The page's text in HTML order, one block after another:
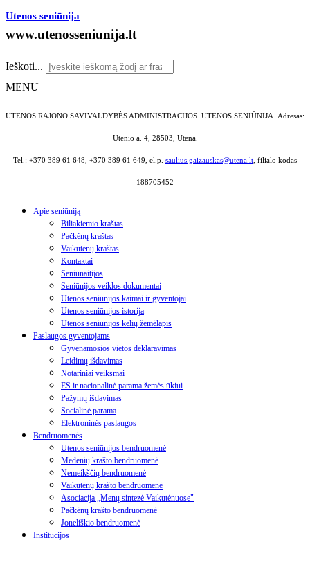
Utenos seniūnija
www.utenosseniunija.lt
Ieškoti...
MENU
UTENOS RAJONO SAVIVALDYBĖS ADMINISTRACIJOS UTENOS SENIŪNIJA. Adresas:
Utenio a. 4, 28503, Utena.
Tel.: +370 389 61 648, +370 389 61 649, el.p. saulius.gaizauskas@utena.lt, filialo kodas
188705452
Apie seniūniją
Biliakiemio kraštas
Pačkėnų kraštas
Vaikutėnų kraštas
Kontaktai
Seniūnaitijos
Seniūnijos veiklos dokumentai
Utenos seniūnijos kaimai ir gyventojai
Utenos seniūnijos istorija
Utenos seniūnijos kelių žemėlapis
Paslaugos gyventojams
Gyvenamosios vietos deklaravimas
Leidimų išdavimas
Notariniai veiksmai
ES ir nacionalinė parama žemės ūkiui
Pažymų išdavimas
Socialinė parama
Elektroninės paslaugos
Bendruomenės
Utenos seniūnijos bendruomenė
Medenių krašto bendruomenė
Nemeikščių bendruomenė
Vaikutėnų krašto bendruomenė
Asociacija „Menų sintezė Vaikutėnuose"
Pačkėnų krašto bendruomenė
Joneliškio bendruomenė
Institucijos